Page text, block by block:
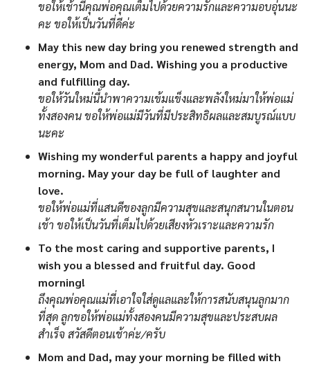
ขอให้เช้านี้คุณพ่อคุณเต็มไปด้วยความรักและความอบอุ่นนะ
คะ ขอให้เป็นวันที่ดีค่ะ
May this new day bring you renewed strength and
energy, Mom and Dad. Wishing you a productive
and fulfilling day.
ขอให้วันใหม่นี้นำพาความเข้มแข็งและพลังใหม่มาให้พ่อแม่
ทั้งสองคน ขอให้พ่อแม่มีวันที่มีประสิทธิผลและสมบูรณ์แบบ
นะคะ
Wishing my wonderful parents a happy and joyful
morning. May your day be full of laughter and
love.
ขอให้พ่อแม่ที่แสนดีของลูกมีความสุขและสนุกสนานในตอน
เช้า ขอให้เป็นวันที่เต็มไปด้วยเสียงหัวเราะและความรัก
To the most caring and supportive parents, I
wish you a blessed and fruitful day. Good
morning!
ถึงคุณพ่อคุณแม่ที่เอาใจใส่ดูแลและให้การสนับสนุนลูกมาก
ที่สุด ลูกขอให้พ่อแม่ทั้งสองคนมีความสุขและประสบผล
สำเร็จ สวัสดีตอนเช้าค่ะ/ครับ
Mom and Dad, may your morning be filled with